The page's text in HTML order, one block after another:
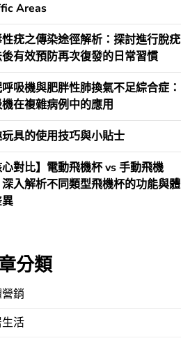
Areas
疣之傳染途徑解析：探討進行脫疣
有效預防再次復發的日常習慣
吸機與肥胖性肺換氣不足綜合症：
在複雜病例中的應用
具的使用技巧與小貼士
心對比】電動飛機杯 vs 手動飛機
入解析不同類型飛機杯的功能與體
分類
銷
活